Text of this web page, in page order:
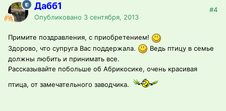
Дабб1
Опубликовано 3 сентября, 2013
#4
Примите поздравления, с приобретением!
Здорово, что супруга Вас поддержала.
Ведь птицу в семье
должны любить и принимать все.
Рассказывайте побольше об Абрикосике, очень красивая
птица, от замечательного заводчика.